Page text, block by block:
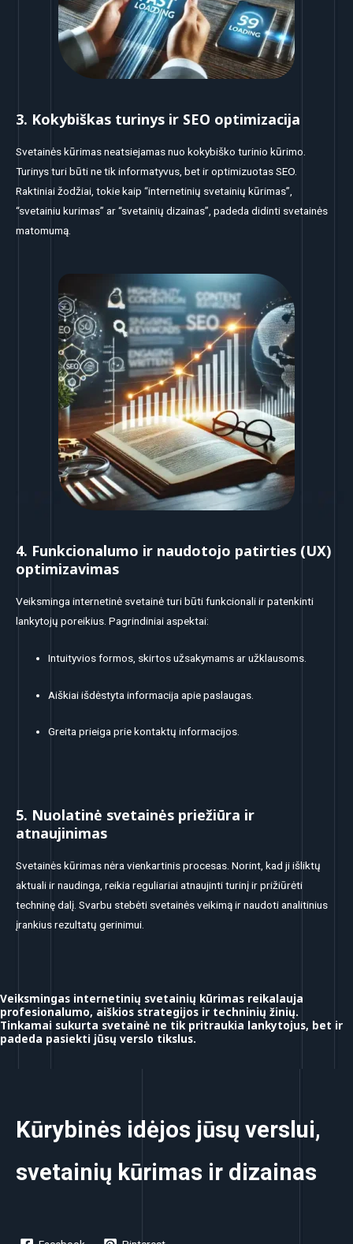
3. Kokybiškas turinys ir SEO optimizacija
Svetainės kūrimas neatsiejamas nuo kokybiško turinio kūrimo.
Turinys turi būti ne tik informatyvus, bet ir optimizuotas SEO.
Raktiniai žodžiai, tokie kaip “internetinių svetainių kūrimas”,
“svetainiu kurimas” ar “svetainių dizainas”, padeda didinti svetainės
matomumą.
4. Funkcionalumo ir naudotojo patirties (UX)
optimizavimas
Veiksminga internetinė svetainė turi būti funkcionali ir patenkinti
lankytojų poreikius. Pagrindiniai aspektai:
Intuityvios formos, skirtos užsakymams ar užklausoms.
Aiškiai išdėstyta informacija apie paslaugas.
Greita prieiga prie kontaktų informacijos.
5. Nuolatinė svetainės priežiūra ir
atnaujinimas
Svetainės kūrimas nėra vienkartinis procesas. Norint, kad ji išliktų
aktuali ir naudinga, reikia reguliariai atnaujinti turinį ir prižiūrėti
techninę dalį. Svarbu stebėti svetainės veikimą ir naudoti analitinius
įrankius rezultatų gerinimui.
Veiksmingas internetinių svetainių kūrimas reikalauja
profesionalumo, aiškios strategijos ir techninių žinių.
Tinkamai sukurta svetainė ne tik pritraukia lankytojus, bet ir
padeda pasiekti jūsų verslo tikslus.
Kūrybinės idėjos jūsų verslui,
svetainių kūrimas ir dizainas